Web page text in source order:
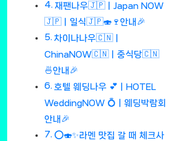
재팬나우🇯🇵ㅣJapan NOW
🇯🇵ㅣ일식🇯🇵🍣🍷안내🎉
차이나나우🇨🇳ㅣ
ChinaNOW🇨🇳ㅣ중식당🇨🇳
🍜안내🎉
호텔 웨딩나우 💕ㅣHOTEL
WeddingNOW 💍ㅣ웨딩박람회
안내🎉
⭕🍣✨라멘 맛집 갈 때 체크사